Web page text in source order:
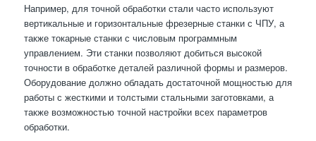
Например, для точной обработки стали часто используют
вертикальные и горизонтальные фрезерные станки с ЧПУ, а
также токарные станки с числовым программным
управлением. Эти станки позволяют добиться высокой
точности в обработке деталей различной формы и размеров.
Оборудование должно обладать достаточной мощностью для
работы с жесткими и толстыми стальными заготовками, а
также возможностью точной настройки всех параметров
обработки.